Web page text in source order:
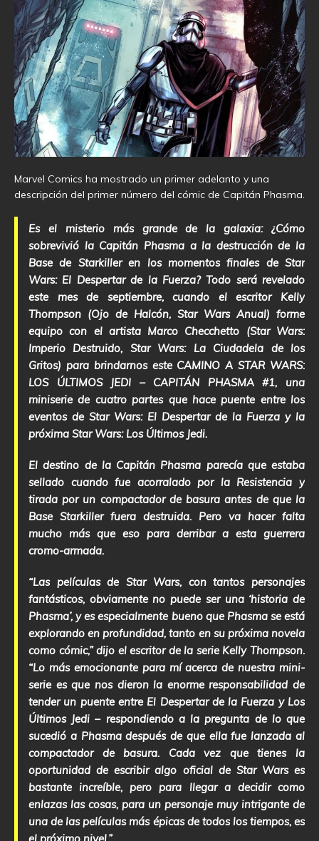
Marvel Comics ha mostrado un primer adelanto y una
descripción del primer número del cómic de Capitán Phasma.
Es el misterio más grande de la galaxia: ¿Cómo
sobrevivió la Capitán Phasma a la destrucción de la
Base de Starkiller en los momentos finales de Star
Wars: El Despertar de la Fuerza?Todo será revelado
este mes de septiembre, cuando el escritor Kelly
Thompson (Ojo de Halcón, Star Wars Anual) forme
equipo con el artista Marco Checchetto (Star Wars:
Imperio Destruido, Star Wars: La Ciudadela de los
Gritos) para brindarnos este CAMINO A STAR WARS:
LOS ÚLTIMOS JEDI – CAPITÁN PHASMA #1, una
miniserie de cuatro partes que hace puente entre los
eventos de Star Wars: El Despertar de la Fuerza y la
próxima Star Wars: Los Últimos Jedi.
El destino de la Capitán Phasma parecía que estaba
sellado cuando fue acorralado por la Resistencia y
tirada por un compactador de basura antes de que la
Base Starkiller fuera destruida. Pero va hacer falta
mucho más que eso para derribar a esta guerrera
cromo-armada.
“Las películas de Star Wars, con tantos personajes
fantásticos, obviamente no puede ser una ‘historia de
Phasma’, y es especialmente bueno que Phasma se está
explorando en profundidad, tanto en su próxima novela
como cómic,” dijo el escritor de la serie Kelly Thompson.
“Lo más emocionante para mí acerca de nuestra mini-
serie es que nos dieron la enorme responsabilidad de
tender un puente entre El Despertar de la Fuerza y Los
Últimos Jedi – respondiendo a la pregunta de lo que
sucedió a Phasma después de que ella fue lanzada al
compactador de basura. Cada vez que tienes la
oportunidad de escribir algo oficial de Star Wars es
bastante increíble, pero para llegar a decidir como
enlazas las cosas, para un personaje muy intrigante de
una de las películas más épicas de todos los tiempos, es